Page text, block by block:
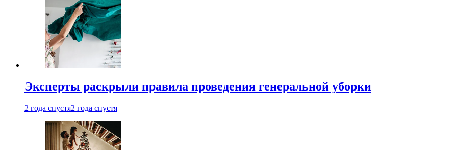
Эксперты раскрыли правила проведения генеральной уборки
2 года спустя2 года спустя